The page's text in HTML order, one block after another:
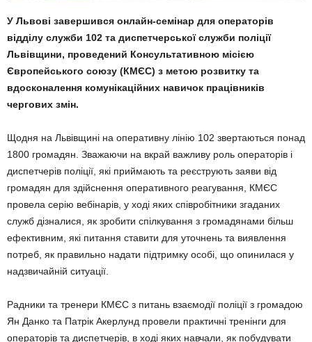
У Львові завершився онлайн-семінар для операторів
відділу служби 102 та диспетчерської служби поліції
Львівщини, проведений Консультативною місією
Європейського союзу (КМЄС) з метою розвитку та
вдосконалення комунікаційних навичок працівників
чергових змін.
Щодня на Львівщині на оперативну лінію 102 звертаються понад
1800 громадян. Зважаючи на вкрай важливу роль операторів і
диспетчерів поліції, які приймають та реєструють заяви від
громадян для здійснення оперативного реагування, КМЄС
провела серію вебінарів, у ході яких співробітники згаданих
служб дізналися, як зробити спілкування з громадянами більш
ефективним, які питання ставити для уточнень та виявлення
потреб, як правильно надати підтримку особі, що опинилася у
надзвичайній ситуації.
Радники та тренери КМЄС з питань взаємодії поліції з громадою
Ян Данко та Патрік Акерлунд провели практичні тренінги для
операторів та диспетчерів, в ході яких навчали, як побудувати